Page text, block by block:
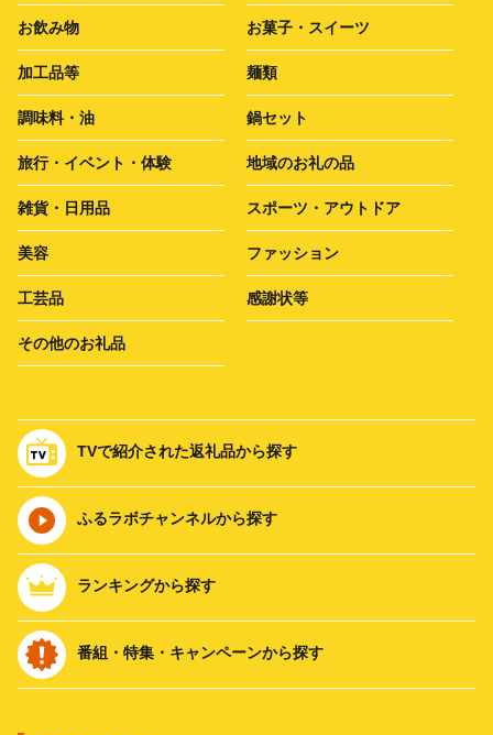
お飲み物 お菓子・スイーツ
加工品等 麺類
調味料・油 鍋セット
旅行・イベント・体験 地域のお礼の品
雑貨・日用品 スポーツ・アウトドア
美容 ファッション
工芸品 感謝状等
その他のお礼品
TVで紹介された返礼品から探す
ふるラボチャンネルから探す
ランキングから探す
番組・特集・キャンペーンから探す